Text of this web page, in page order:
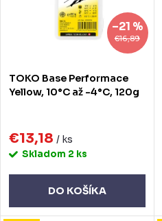
€16,89
–21 %
TOKO Base Performace
Yellow, 10°C až -4°C, 120g
€13,18 / ks
Skladom 2 ks
DO KOŠÍKA